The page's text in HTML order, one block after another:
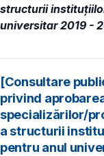
structurii
universitar 2019 -
[Consultare
privind
specializărilor/
a structurii
pentru anul